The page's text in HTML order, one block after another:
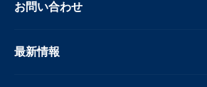
お問い合わせ
最新情報